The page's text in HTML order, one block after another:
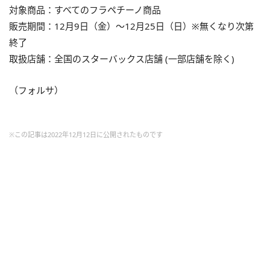
対象商品：すべてのフラペチーノ商品
販売期間：12月9日（金）～12月25日（日）※無くなり次第
終了
取扱店舗：全国のスターバックス店舗 (一部店舗を除く)
（フォルサ）
※この記事は2022年12月12日に公開されたものです